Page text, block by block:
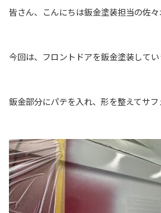
皆さん、こんにちは鈑金塗装担当の佐々
今回は、フロントドアを鈑金塗装してい
鈑金部分にパテを入れ、形を整えてサフ